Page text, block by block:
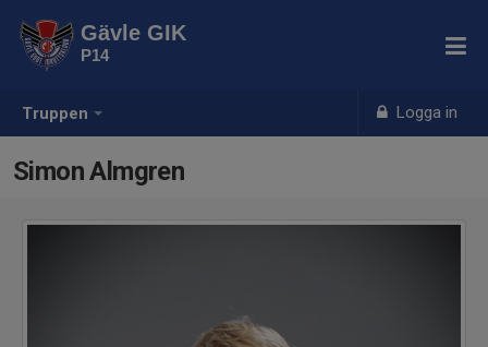
Truppen Logga in
Gävle GIK
P14
Simon Almgren